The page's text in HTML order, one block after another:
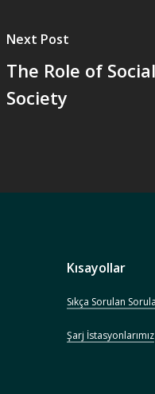
Next Post
The Role of
Society
Kısayollar
Sıkça Sorulan
Şarj İstasyonlarımız